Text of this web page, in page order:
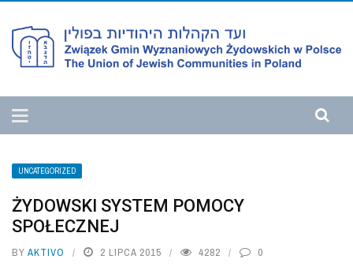
UNCATEGORIZED
ŻYDOWSKI SYSTEM POMOCY
SPOŁECZNEJ
BY AKTIVO 2 LIPCA 2015 4282 0